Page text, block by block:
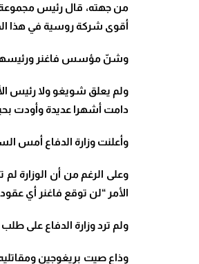
من جهته، قال رئيس مجموعة
أقوى شركة روسية في هذا
وشنّ مؤسس فاغنر ورئيسها
ولم يعلق شويغو ولا رئيس
دامت أشهرا عديدة وأودت
وأعلنت وزارة الدفاع أمس
وعلى الرغم من أن الوزارة
الأمر “لن توقع فاغنر أي
ولم ترد وزارة الدفاع على
وذاع صيت بريغوجين ومقاتليه